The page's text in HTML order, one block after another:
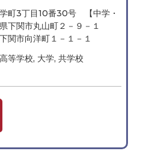
町3丁目10番30号 【中学・
下関市丸山町２－９－１
関市向洋町１－１－１
等学校, 大学, 共学校